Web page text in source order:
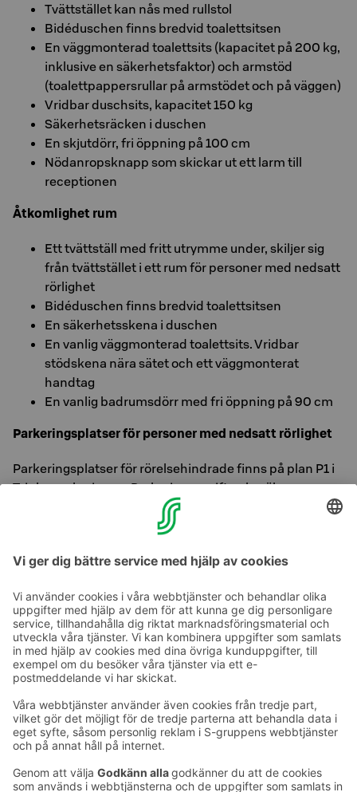
Tvättstället kan nås med rullstol
Bidéduschen finns bredvid toalettsitsen
En väggmonterad toalettsits (kapacitet på 200 kg,
inklusive en säkerhetsfaktor) och armstöd
(toalettpappersrullar på armstödet och på väggen)
Vridbar duschsits, kapacitet 150 kg
Säkerhetsräcken i duschen
En skjutdörr, fri öppning på 100 cm
Nödanropsknapp som skickar ut ett larm till
receptionen
Åtkomlighet rum
Ett tvättställ med fritt utrymme under, skiljer sig
från tvättstället i ett rum för personer med nedsatt
rörlighet
Bidéduschen finns bredvid toalettsitsen
En säkerhetsskena i duschen
En vanlig väggmonterad toalettsits. Vridbar
stödskena nära sätet och ett väggmonterat
handtag
En vanlig badrumsdörr med fri öppning på 90 cm
Parkeringsplatser för personer med nedsatt rörlighet
Parkeringsplatser för rörelsehindrade finns på plan P1 i
Tripla-parkeringen. Parkeringsavgiften beräknas som
all parkering på Triplas parkering. Från våning P1 tar man
sig bekvämt till receptionen på plan 4 med hjälp av
Ta kontakt
Kontaktuppgifter till hotellen
Feedback
Ge feedback
Sokos Hotels nyhetsbrev
nyhetsbrev
Utmärkelser och certifikat